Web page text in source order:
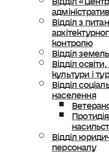
Відділ з
контролю
Відділ
Відділ
культури і
Відділ
населення
Відділ
персоналу